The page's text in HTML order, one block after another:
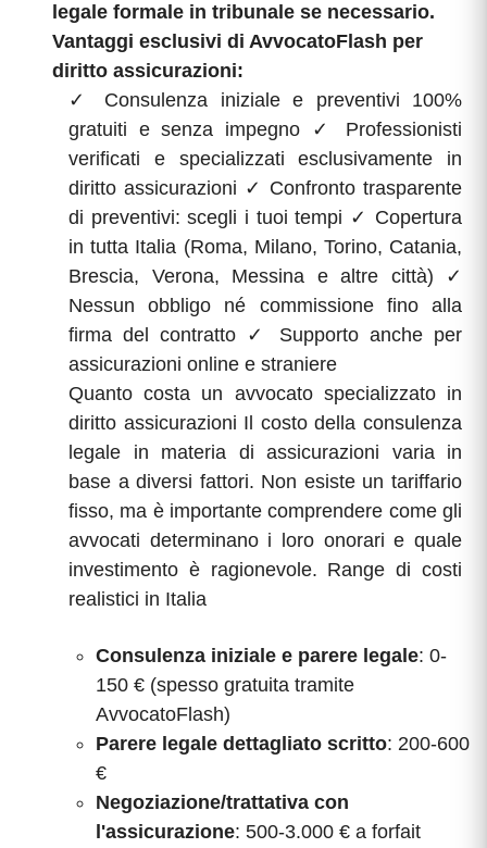
legale formale in tribunale se necessario.
Vantaggi esclusivi di AvvocatoFlash per
diritto assicurazioni:
✓ Consulenza iniziale e preventivi 100%
gratuiti e senza impegno ✓ Professionisti
verificati e specializzati esclusivamente in
diritto assicurazioni ✓ Confronto trasparente
di preventivi: scegli i tuoi tempi ✓ Copertura
in tutta Italia (Roma, Milano, Torino, Catania,
Brescia, Verona, Messina e altre città) ✓
Nessun obbligo né commissione fino alla
firma del contratto ✓ Supporto anche per
assicurazioni online e straniere
Quanto costa un avvocato specializzato in
diritto assicurazioni Il costo della consulenza
legale in materia di assicurazioni varia in
base a diversi fattori. Non esiste un tariffario
fisso, ma è importante comprendere come gli
avvocati determinano i loro onorari e quale
investimento è ragionevole. Range di costi
realistici in Italia
Consulenza iniziale e parere legale: 0-
150 € (spesso gratuita tramite
AvvocatoFlash)
Parere legale dettagliato scritto: 200-600
€
Negoziazione/trattativa con
l'assicurazione: 500-3.000 € a forfait